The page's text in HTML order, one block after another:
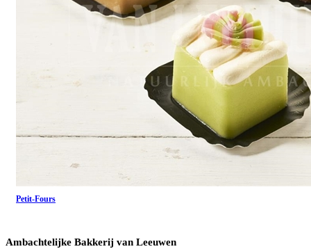
Petit-Fours
Ambachtelijke Bakkerij van Leeuwen